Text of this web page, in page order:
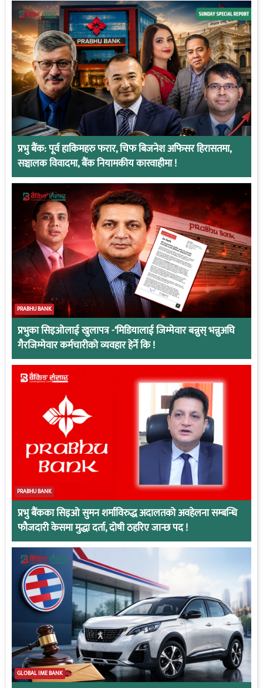
प्रभु बैंक: पूर्व हाकिमहरु फरार, चिफ बिजनेश अफिसर हिरासतमा,
सञ्चालक विवादमा, बैंक नियामकीय कारवाहीमा !
PRABHU BANK
प्रभुका सिइओलाई खुलापत्र -‘मिडियालाई जिम्मेवार बन्नुस् भन्नुअघि
गैरजिम्मेवार कर्मचारीको व्यवहार हेर्ने कि !
PRABHU BANK
प्रभु बैंकका सिइओ सुमन शर्माविरुद्ध अदालतको अवहेलना सम्बन्धि
फौजदारी केसमा मुद्धा दर्ता, दोषी ठहरिए जान्छ पद !
GLOBAL IME BANK